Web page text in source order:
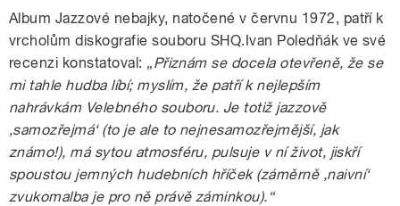
Album Jazzové nebajky, natočené v červnu 1972, patří k
vrcholům diskografie souboru SHQ.Ivan Poledňák ve své
recenzi konstatoval: „Přiznám se docela otevřeně, že se
mi tahle hudba líbí; myslím, že patří k nejlepším
nahrávkám Velebného souboru. Je totiž jazzově
,samozřejmá‘ (to je ale to nejnesamozřejmější, jak
známo!), má sytou atmosféru, pulsuje v ní život, jiskří
spoustou jemných hudebních hříček (záměrně ,naivní‘
zvukomalba je pro ně právě záminkou).“